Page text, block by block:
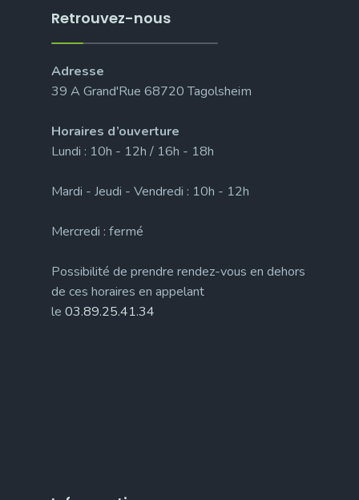
Retrouvez-nous
Adresse
39 A Grand'Rue 68720 Tagolsheim
Horaires d’ouverture
Lundi : 10h - 12h / 16h - 18h
Mardi - Jeudi - Vendredi : 10h - 12h
Mercredi : fermé
Possibilité de prendre rendez-vous en dehors
de ces horaires en appelant
le 03.89.25.41.34